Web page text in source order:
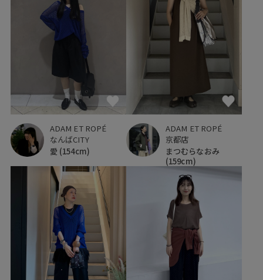
ADAM ET ROPÉ
なんばCITY
愛 (154cm)
ADAM ET ROPÉ
京都店
まつむらなおみ
(159cm)